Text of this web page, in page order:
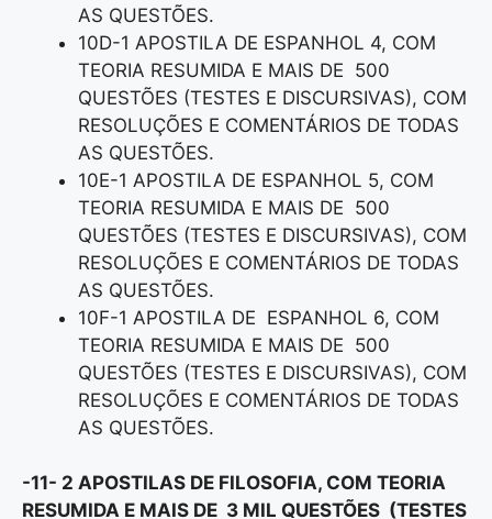
AS QUESTÕES.
10D-1 APOSTILA DE ESPANHOL 4, COM
TEORIA RESUMIDA E MAIS DE 500
QUESTÕES (TESTES E DISCURSIVAS), COM
RESOLUÇÕES E COMENTÁRIOS DE TODAS
AS QUESTÕES.
10E-1 APOSTILA DE ESPANHOL 5, COM
TEORIA RESUMIDA E MAIS DE 500
QUESTÕES (TESTES E DISCURSIVAS), COM
RESOLUÇÕES E COMENTÁRIOS DE TODAS
AS QUESTÕES.
10F-1 APOSTILA DE ESPANHOL 6, COM
TEORIA RESUMIDA E MAIS DE 500
QUESTÕES (TESTES E DISCURSIVAS), COM
RESOLUÇÕES E COMENTÁRIOS DE TODAS
AS QUESTÕES.
-11- 2 APOSTILAS DE FILOSOFIA, COM TEORIA
RESUMIDA E MAIS DE 3 MIL QUESTÕES (TESTES